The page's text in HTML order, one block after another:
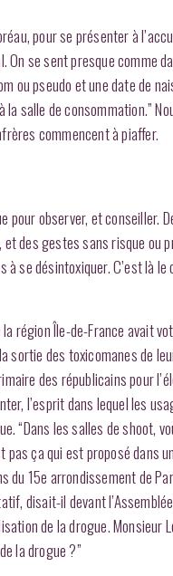
pour se présenter à
se sent presque comme
ou pseudo et une date de
salle de consommation.”
commencent à piaffer.
observer, et conseiller.
des gestes sans risque ou
se désintoxiquer. C’est là
région Île-de-France avait
sortie des toxicomanes de
des républicains pour
l’esprit dans lequel les
“Dans les salles de shoot,
ça qui est proposé dans
15e arrondissement de
disait-il devant
de la drogue. Monsieur
la drogue ?”